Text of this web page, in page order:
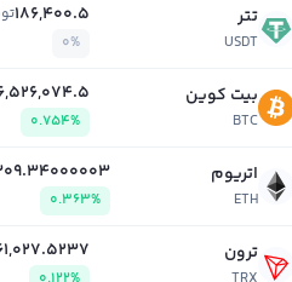
تتر
USDT
186,400.5
0%
بیت کوین
BTC
0.754%
اتریوم
ETH
0.363%
ترون